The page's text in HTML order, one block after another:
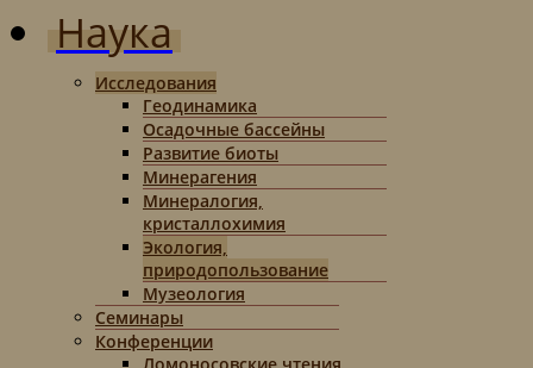
Наука
Исследования
Геодинамика
Осадочные бассейны
Развитие биоты
Минерагения
Минералогия,
кристаллохимия
Экология,
природопользование
Музеология
Семинары
Конференции